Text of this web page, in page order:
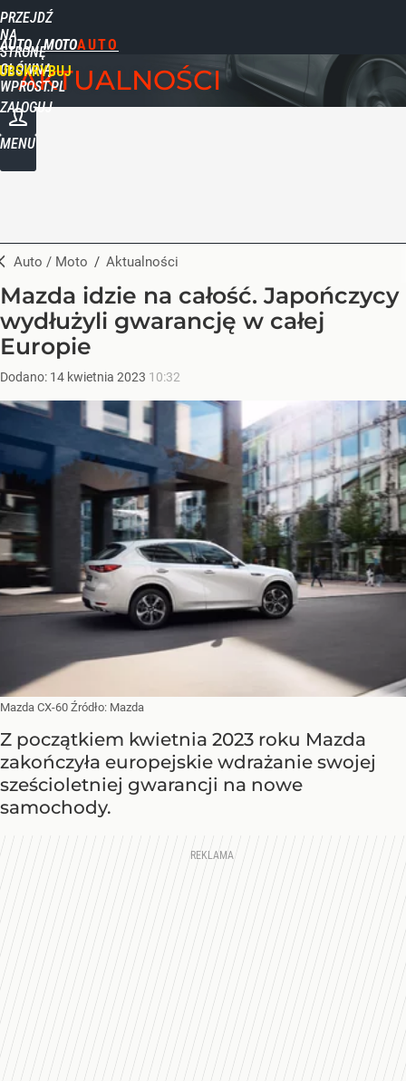
PRZEJDŹ
NA
STRONĘ
GŁÓWNĄ
WPROST.PL
AUTO / MOTO
ZALOGUJ
MENU
AKTUALNOŚCI
Auto / Moto / Aktualności
Mazda idzie na całość. Japończycy
wydłużyli gwarancję w całej
Europie
Dodano: 14 kwietnia 2023 10:32
Mazda CX-60 Źródło: Mazda
Z początkiem kwietnia 2023 roku Mazda
zakończyła europejskie wdrażanie swojej
sześcioletniej gwarancji na nowe
samochody.